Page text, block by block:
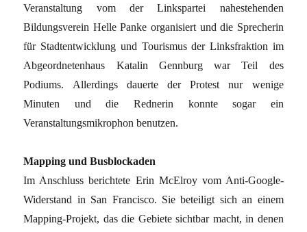
Veranstaltung vom der Linkspartei nahestehenden
Bildungsverein Helle Panke organisiert und die Sprecherin
für Stadtentwicklung und Tourismus der Linksfraktion im
Abgeordnetenhaus Katalin Gennburg war Teil des
Podiums. Allerdings dauerte der Protest nur wenige
Minuten und die Rednerin konnte sogar ein
Veranstaltungsmikrophon benutzen.
Mapping und Busblockaden
Im Anschluss berichtete Erin McElroy vom Anti-Google-
Widerstand in San Francisco. Sie beteiligt sich an einem
Mapping-Projekt, das die Gebiete sichtbar macht, in denen